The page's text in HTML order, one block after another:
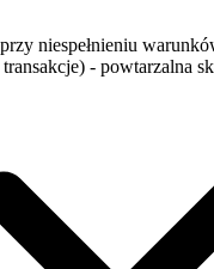
niespełnieniu
- powtarzalna